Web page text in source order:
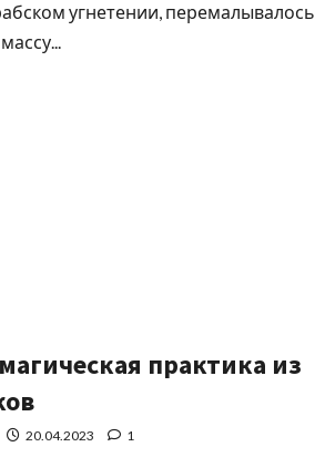
угнетении, перемалывалось
практика из
20.04.2023 1